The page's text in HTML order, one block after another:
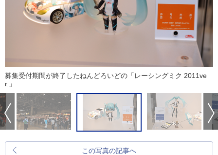
募集受付期間が終了したねんどろいどの「レーシングミク 2011ve
r.」
この写真の記事へ